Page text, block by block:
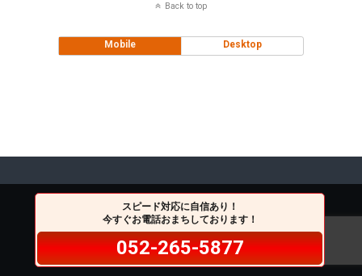
Back to top
Mobile Desktop
スピード対応に自信あり！
今すぐお電話おまちしております！
052-265-5877